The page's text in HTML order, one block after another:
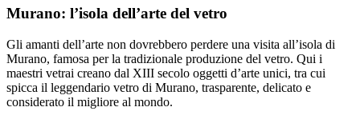
Murano: l’isola dell’arte del vetro
Gli amanti dell’arte non dovrebbero perdere una visita all’isola di
Murano, famosa per la tradizionale produzione del vetro. Qui i
maestri vetrai creano dal XIII secolo oggetti d’arte unici, tra cui
spicca il leggendario vetro di Murano, trasparente, delicato e
considerato il migliore al mondo.